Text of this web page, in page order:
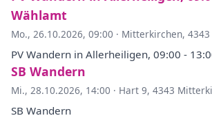
Wählamt
Mo., 26.10.2026, 09:00 · Mitterkirchen,
PV Wandern in Allerheiligen, 09:00 -
SB Wandern
Mi., 28.10.2026, 14:00 · Hart 9, 4343
SB Wandern